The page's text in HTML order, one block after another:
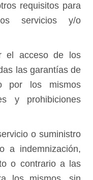
requisitos para
servicios y/o
el acceso de los
las garantías de
por los mismos
y prohibiciones
o suministro
a indemnización,
o contrario a las